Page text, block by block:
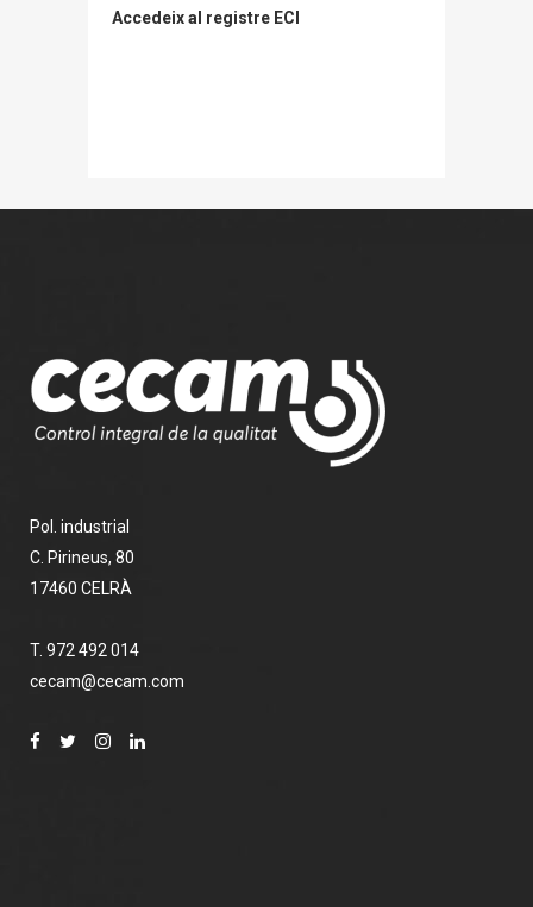
Accedeix al registre ECI
Pol. industrial
C. Pirineus, 80
17460 CELRÀ
T. 972 492 014
cecam@cecam.com